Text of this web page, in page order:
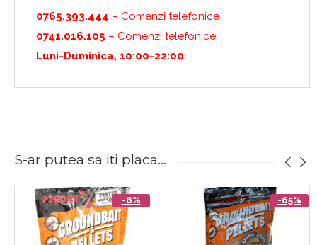
0765.393.444 – Comenzi telefonice
0741.016.105 – Comenzi telefonice
Luni-Duminica, 10:00-22:00
S-ar putea sa iti placa...
-8% -65%